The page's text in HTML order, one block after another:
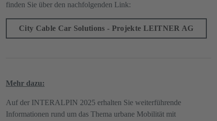
finden Sie über den nachfolgenden Link:
City Cable Car Solutions - Projekte LEITNER AG
Mehr dazu:
Auf der INTERALPIN 2025 erhalten Sie weiterführende
Informationen rund um das Thema urbane Mobilität mit